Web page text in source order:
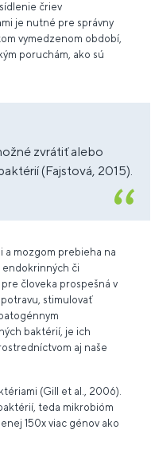
čriev
je nutné pre správny
vymedzenom období,
poruchám, ako sú
zvrátiť alebo
(Fajstová, 2015).
a mozgom prebieha na
endokrinných či
človeka prospešná v
stimulovať
baktérií, je ich
aj naše
(Gill et al., 2006).
teda mikrobióm
150x viac génov ako